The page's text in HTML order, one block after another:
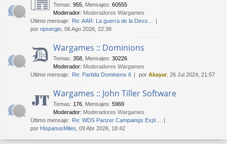
Temas: 955 Mensajes: 60555
Moderador: Moderadores Wargames
Último mensaje: Re: AAR: La guerra de la Devo…
por npsergio , 06 Ago 2026, 22:38
Wargames :: Dominions
Temas: 358 Mensajes: 30226
Moderador: Moderadores Wargames
Último mensaje: Re: Partida Dominions 6 por Akayar, 26 Jul 2024, 21:57
Wargames :: John Tiller Software
Temas: 176 Mensajes: 5969
Moderador: Moderadores Wargames
Último mensaje: Re: WDS Panzer Campaings Expl…
por HispanusMiles , 09 Abr 2026, 18:42